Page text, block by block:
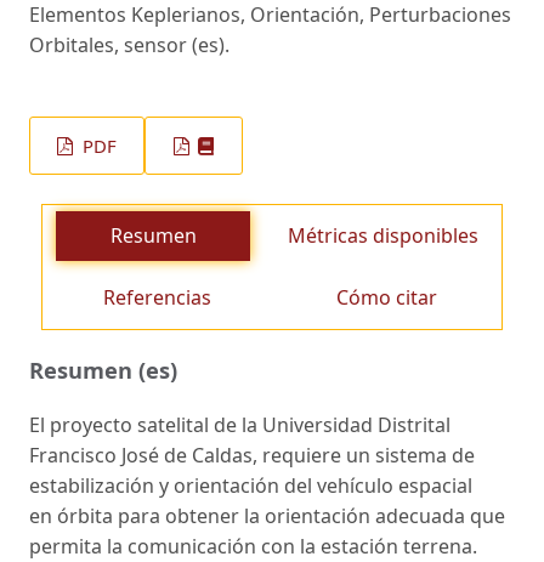
Elementos Keplerianos, Orientación, Perturbaciones
Orbitales, sensor (es).
PDF
Resumen Métricas disponibles
Referencias Cómo citar
Resumen (es)
El proyecto satelital de la Universidad Distrital
Francisco José de Caldas, requiere un sistema de
estabilización y orientación del vehículo espacial
en órbita para obtener la orientación adecuada que
permita la comunicación con la estación terrena.